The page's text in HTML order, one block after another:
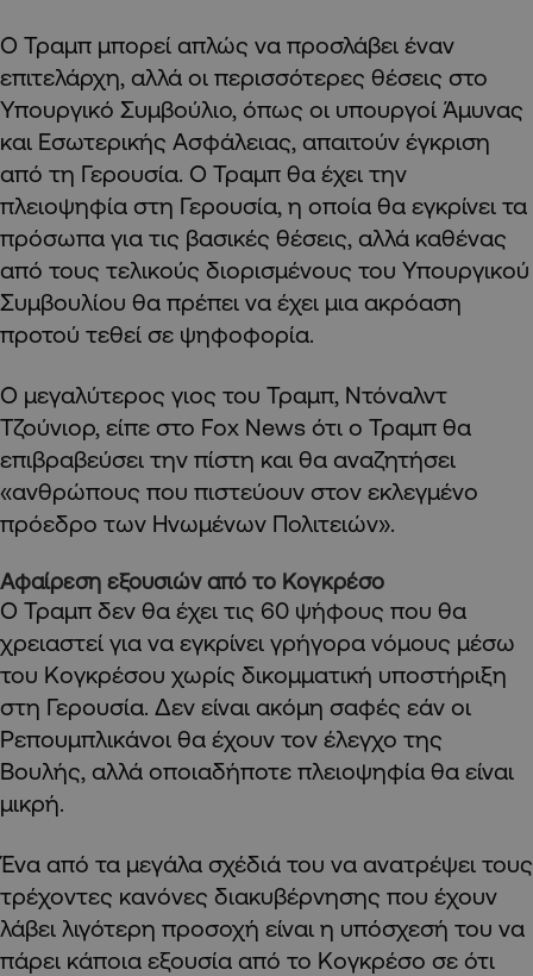
Ο Τραμπ μπορεί απλώς να προσλάβει έναν
επιτελάρχη, αλλά οι περισσότερες θέσεις στο
Υπουργικό Συμβούλιο, όπως οι υπουργοί Άμυνας
και Εσωτερικής Ασφάλειας, απαιτούν έγκριση
από τη Γερουσία. Ο Τραμπ θα έχει την
πλειοψηφία στη Γερουσία, η οποία θα εγκρίνει τα
πρόσωπα για τις βασικές θέσεις, αλλά καθένας
από τους τελικούς διορισμένους του Υπουργικού
Συμβουλίου θα πρέπει να έχει μια ακρόαση
προτού τεθεί σε ψηφοφορία.
Ο μεγαλύτερος γιος του Τραμπ, Ντόναλντ
Τζούνιορ, είπε στο Fox News ότι ο Τραμπ θα
επιβραβεύσει την πίστη και θα αναζητήσει
«ανθρώπους που πιστεύουν στον εκλεγμένο
πρόεδρο των Ηνωμένων Πολιτειών».
Αφαίρεση εξουσιών από το Κογκρέσο
Ο Τραμπ δεν θα έχει τις 60 ψήφους που θα
χρειαστεί για να εγκρίνει γρήγορα νόμους μέσω
του Κογκρέσου χωρίς δικομματική υποστήριξη
στη Γερουσία. Δεν είναι ακόμη σαφές εάν οι
Ρεπουμπλικάνοι θα έχουν τον έλεγχο της
Βουλής, αλλά οποιαδήποτε πλειοψηφία θα είναι
μικρή.
Ένα από τα μεγάλα σχέδιά του να ανατρέψει τους
τρέχοντες κανόνες διακυβέρνησης που έχουν
λάβει λιγότερη προσοχή είναι η υπόσχεσή του να
πάρει κάποια εξουσία από το Κογκρέσο σε ότι